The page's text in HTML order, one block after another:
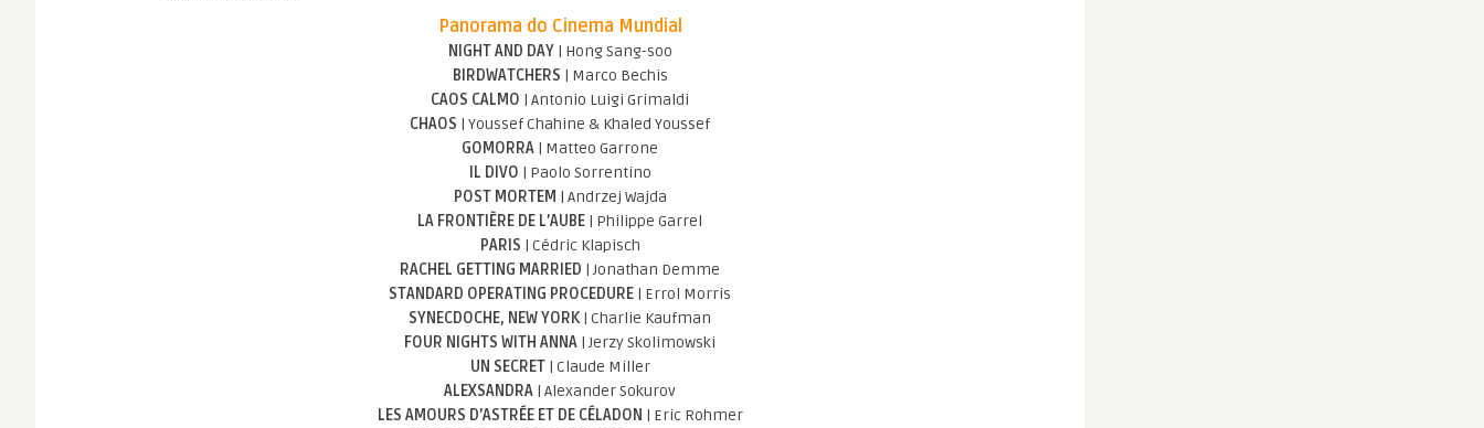
Panorama do Cinema Mundial
NIGHT AND DAY| Hong Sang-soo
BIRDWATCHERS | Marco Bechis
CAOS CALMO | Antonio Luigi Grimaldi
CHAOS | Youssef Chahine & Khaled Youssef
GOMORRA | Matteo Garrone
IL DIVO | Paolo Sorrentino
POST MORTEM | Andrzej Wajda
LA FRONTIÈRE DE L’AUBE | Philippe Garrel
PARIS | Cédric Klapisch
RACHEL GETTING MARRIED | Jonathan Demme
STANDARD OPERATING PROCEDURE | Errol Morris
SYNECDOCHE, NEW YORK| Charlie Kaufman
FOUR NIGHTS WITH ANNA | Jerzy Skolimowski
UN SECRET| Claude Miller
ALEXSANDRA | Alexander Sokurov
LES AMOURS D’ASTRÉE ET DE CÉLADON | Eric Rohmer